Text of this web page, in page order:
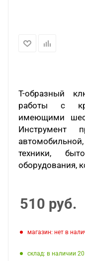
Т-образный
работы с
имеющими
Инструмент
техники,
оборудования,
510 руб.
Магазин: нет в
Склад: в наличии 20